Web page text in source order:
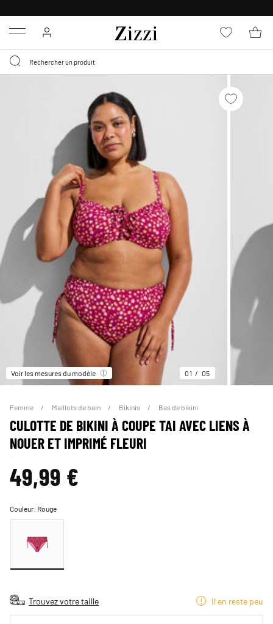
Menu
Voir les mesures du modèle 01 05
Femme Maillots de bain Bikinis Bas de bikini
CULOTTE DE BIKINI À COUPE TAI AVEC LIENS À
NOUER ET IMPRIMÉ FLEURI
49,99 €
Couleur: Rouge
Trouvez votre taille Il en reste peu